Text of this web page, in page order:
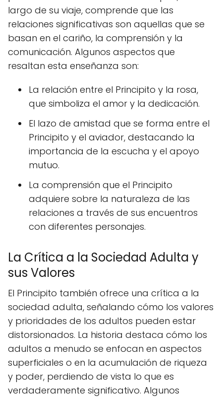
largo de su viaje, comprende que las
relaciones significativas son aquellas que se
basan en el cariño, la comprensión y la
comunicación. Algunos aspectos que
resaltan esta enseñanza son:
La relación entre el Principito y la rosa,
que simboliza el amor y la dedicación.
El lazo de amistad que se forma entre el
Principito y el aviador, destacando la
importancia de la escucha y el apoyo
mutuo.
La comprensión que el Principito
adquiere sobre la naturaleza de las
relaciones a través de sus encuentros
con diferentes personajes.
La Crítica a la Sociedad Adulta y
sus Valores
El Principito también ofrece una crítica a la
sociedad adulta, señalando cómo los valores
y prioridades de los adultos pueden estar
distorsionados. La historia destaca cómo los
adultos a menudo se enfocan en aspectos
superficiales o en la acumulación de riqueza
y poder, perdiendo de vista lo que es
verdaderamente significativo. Algunos